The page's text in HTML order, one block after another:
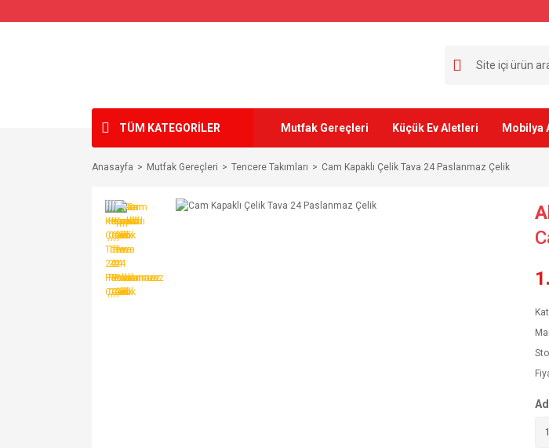
TÜM KATEGORİLER Mutfak Gereçleri Küçük Ev Aletleri Mobilya
Anasayfa Mutfak Gereçleri Tencere Takımları Cam Kapaklı Çelik Tava 24 Paslanmaz Çelik